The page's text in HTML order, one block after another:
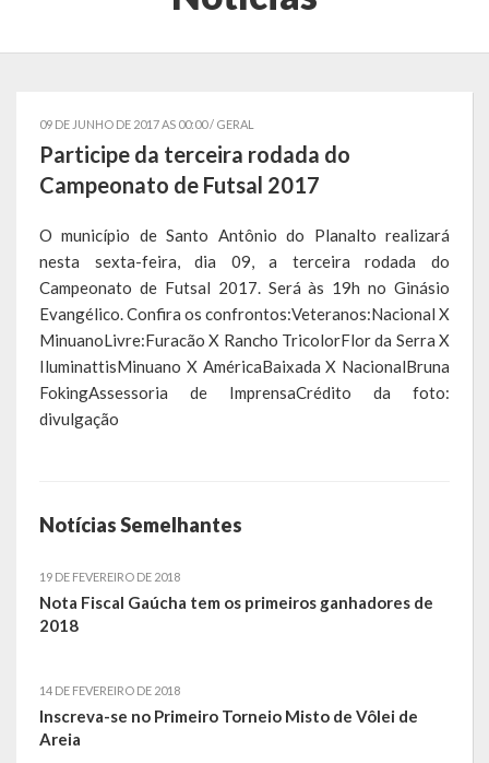
Administração
Administrações Anteriores
Secretarias
Estrutura e Competências
Educação e Cultura
Obras e Viação
Saúde e Assistência Social
Calendário de Eventos
Publicações
Conselhos Municipais
09 DE JUNHO DE 2017 AS 00:00 / GERAL
Participe da terceira rodada do
Campeonato de Futsal 2017
O município de Santo Antônio do Planalto realizará
nesta sexta-feira, dia 09, a terceira rodada do
Campeonato de Futsal 2017. Será às 19h no Ginásio
Evangélico. Confira os confrontos:Veteranos:Nacional X
MinuanoLivre:Furacão X Rancho TricolorFlor da Serra X
IluminattisMinuano X AméricaBaixada X NacionalBruna
FokingAssessoria de ImprensaCrédito da foto:
divulgação
Notícias Semelhantes
19 DE FEVEREIRO DE 2018
Nota Fiscal Gaúcha tem os primeiros ganhadores de
2018
14 DE FEVEREIRO DE 2018
Inscreva-se no Primeiro Torneio Misto de Vôlei de
Areia